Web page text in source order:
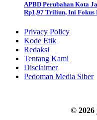
APBD Perubahan Kota
Rp1,97 Triliun, Ini
Privacy Policy
Kode Etik
Redaksi
Tentang Kami
Disclaimer
Pedoman Media Siber
© 2026